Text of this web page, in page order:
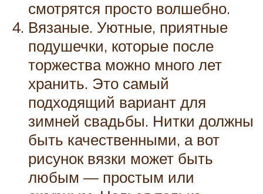
смотрятся просто волшебно.
Вязаные. Уютные, приятные
подушечки, которые после
торжества можно много лет
хранить. Это самый
подходящий вариант для
зимней свадьбы. Нитки должны
быть качественными, а вот
рисунок вязки может быть
любым — простым или